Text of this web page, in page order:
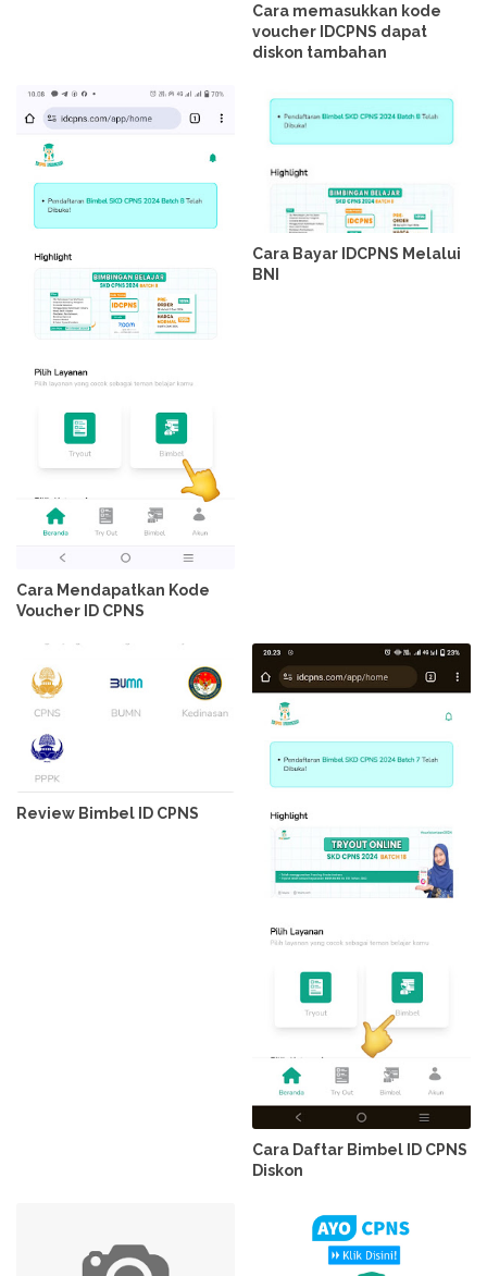
Cara memasukkan kode
voucher IDCPNS dapat
diskon tambahan
Cara Mendapatkan Kode
Voucher ID CPNS
Cara Bayar IDCPNS Melalui
BNI
Review Bimbel ID CPNS
Cara Daftar Bimbel ID CPNS
Diskon